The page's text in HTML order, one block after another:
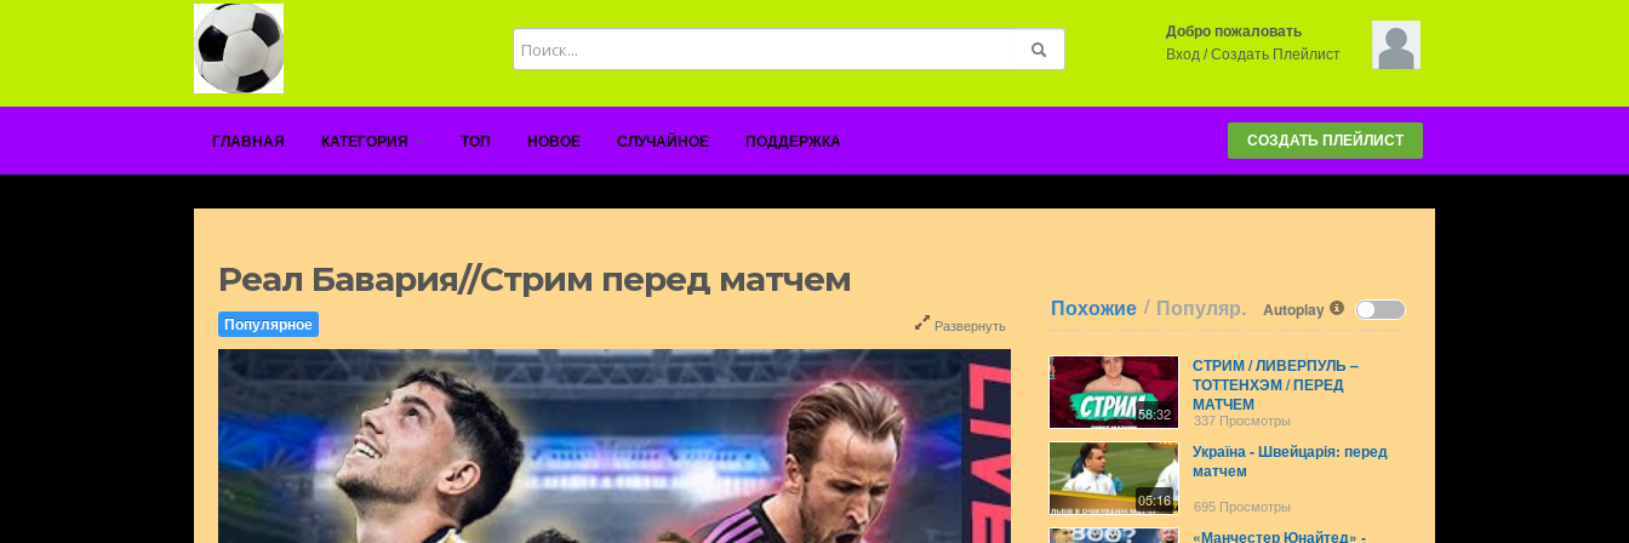
Добро пожаловать
Вход/Создать Плейлист
ГЛАВНАЯ КАТЕГОРИЯ ТОП НОВОЕ СЛУЧАЙНОЕ ПОДДЕРЖКА СОЗДАТЬ ПЛЕЙЛИСТ
Реал Бавария//Стрим перед матчем
Популярное Развернуть
Autoplay
Похожие / Популяр.
58:32
СТРИМ / ЛИВЕРПУЛЬ –
ТОТТЕНХЭМ / ПЕРЕД
МАТЧЕМ
337 Просмотры
05:16
Україна - Швейцарія: перед
матчем
695 Просмотры
«Манчестер Юнайтед» -